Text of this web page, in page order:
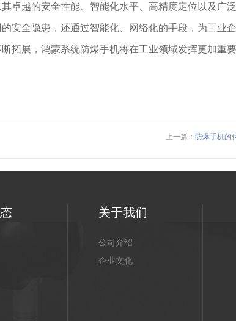
卓越的安全性能、智能化水平、高精度定位以及广
安全隐患，还通过智能化、网络化的手段，为工业
拓展，鸿蒙系统防爆手机将在工业领域发挥更加重
上一篇： 防爆手机的
关于我们
公司介绍
企业文化